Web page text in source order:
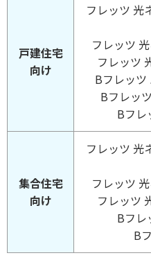
戸建住宅
向け
フレッツ 光
フレッツ
フレッツ
Bフレッツ
Bフレッ
Bフレ
集合住宅
向け
フレッツ 光
フレッツ
フレッツ
Bフレ
B